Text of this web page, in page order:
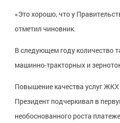
«Это хорошо, что у
отметил чиновник.
В следующем году количество
машинно-тракторных и
Повышение качества услуг
Президент подчеркивал в
необоснованного роста